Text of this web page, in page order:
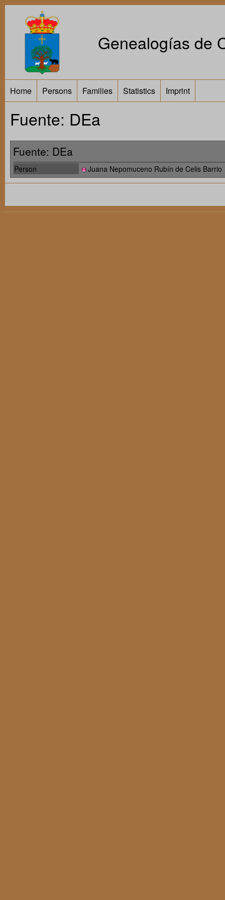
Genealogías de
Home Persons Families Statistics Imprint
Fuente: DEa
Fuente: DEa
Person Juana Nepomuceno Rubín de Celis Barrio